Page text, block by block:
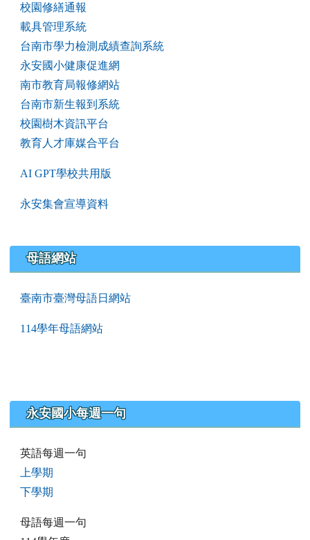
校園修繕通報
載具管理系統
台南市學力檢測成績查詢系統
永安國小健康促進網
南市教育局報修網站
台南市新生報到系統
校園樹木資訊平台
教育人才庫媒合平台
AI GPT學校共用版
永安集會宣導資料
母語網站
臺南市臺灣母語日網站
114學年母語網站
永安國小每週一句
英語每週一句
上學期
下學期
母語每週一句